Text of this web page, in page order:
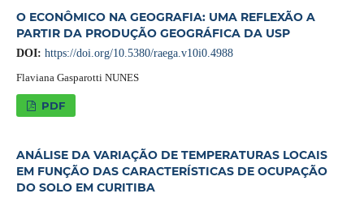
O ECONÔMICO NA GEOGRAFIA: UMA REFLEXÃO A
PARTIR DA PRODUÇÃO GEOGRÁFICA DA USP
DOI: https://doi.org/10.5380/raega.v10i0.4988
Flaviana Gasparotti NUNES
PDF
ANÁLISE DA VARIAÇÃO DE TEMPERATURAS LOCAIS
EM FUNÇÃO DAS CARACTERÍSTICAS DE OCUPAÇÃO
DO SOLO EM CURITIBA